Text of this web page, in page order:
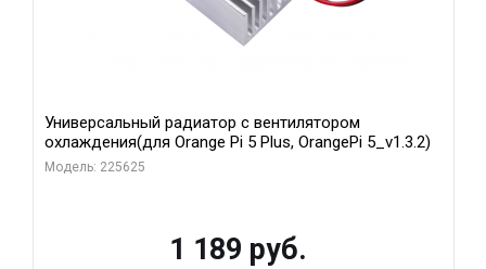
Универсальный радиатор с вентилятором
охлаждения(для Orange Pi 5 Plus, OrangePi 5_v1.3.2)
Модель: 225625
1 189 руб.